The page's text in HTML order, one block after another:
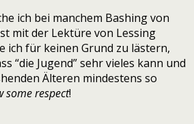
ich bei manchem Bashing von
mit der Lektüre von Lessing
ich für keinen Grund zu lästern,
“die Jugend” sehr vieles kann und
Älteren mindestens so
some respect!